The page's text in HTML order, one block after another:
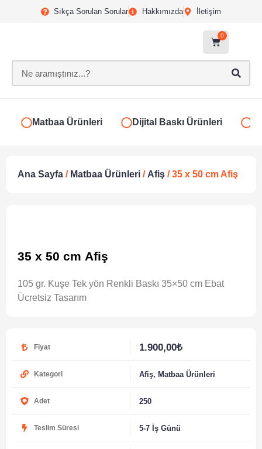
Sıkça Sorulan Sorular Hakkımızda İletişim
0
Matbaa Ürünleri Dijital Baskı Ürünleri
Ana Sayfa / Matbaa Ürünleri / Afiş / 35 x 50 cm Afiş
35 x 50 cm Afiş
105 gr. Kuşe Tek yön Renkli Baskı 35×50 cm Ebat
Ücretsiz Tasarım
Fiyat 1.900,00₺
Kategori Afiş, Matbaa Ürünleri
Adet 250
Teslim Süresi 5-7 İş Günü